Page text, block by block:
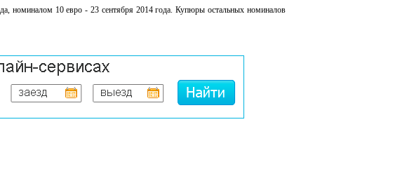
номиналом 10 евро - 23 сентября 2014 года. Купюры остальных номиналов